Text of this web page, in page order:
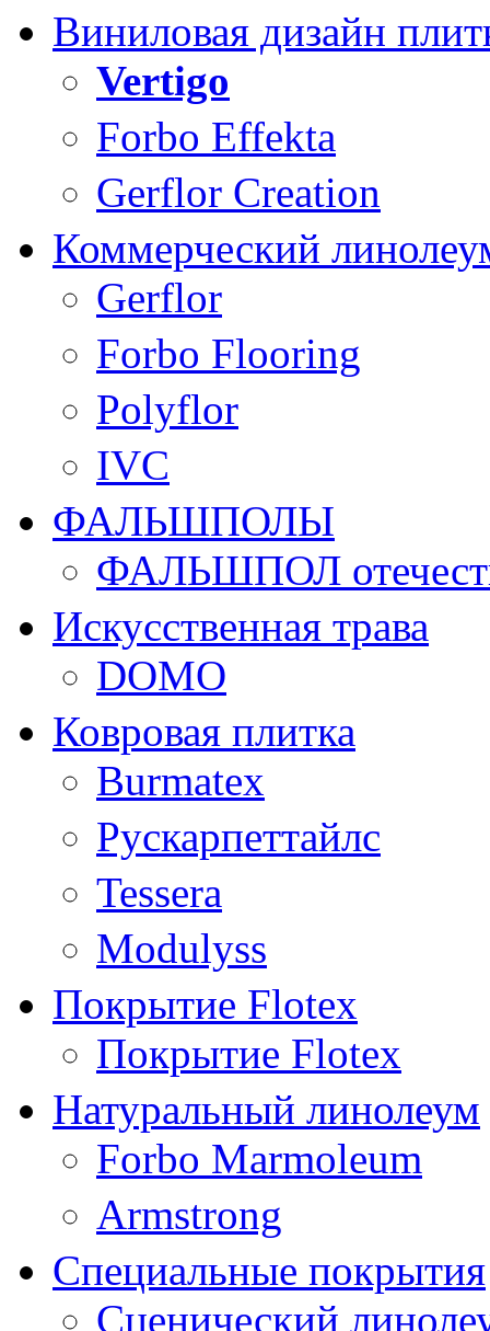
Виниловая дизайн
Vertigo
Forbo Effekta
Gerflor Creation
Коммерческий
Gerflor
Forbo Flooring
Polyflor
IVC
ФАЛЬШПОЛЫ
ФАЛЬШПОЛ
Искусственная трава
DOMO
Ковровая плитка
Burmatex
Рускарпеттайлс
Tessera
Modulyss
Покрытие Flotex
Покрытие Flotex
Натуральный линолеум
Forbo Marmoleum
Armstrong
Специальные покрытия
Сценический